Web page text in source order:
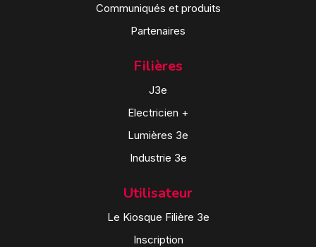
Communiqués et produits
Partenaires
Filières
J3e
Electricien +
Lumières 3e
Industrie 3e
Utilisateur
Le Kiosque Filière 3e
Inscription